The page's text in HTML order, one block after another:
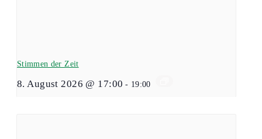
Stimmen der Zeit
8. August 2026 @ 17:00 - 19:00